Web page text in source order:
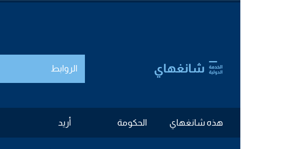
الروابط
هذه شانغهاي الحكومة أريد